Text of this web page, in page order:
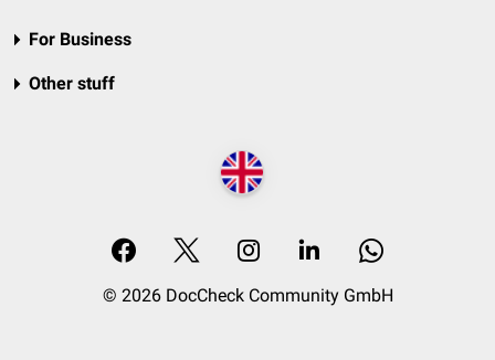
For Business
Other stuff
© 2026 DocCheck Community GmbH